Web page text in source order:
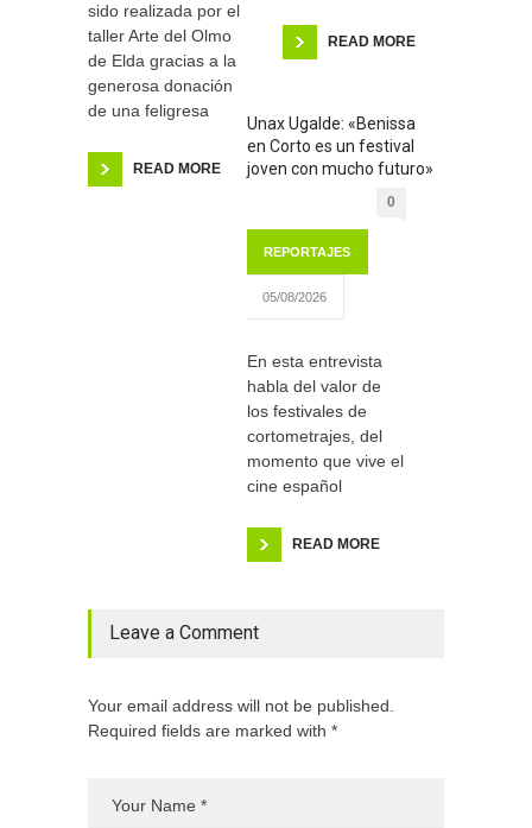
sido realizada por el
taller Arte del Olmo
de Elda gracias a la
generosa donación
de una feligresa
READ MORE
READ MORE
Unax Ugalde: «Benissa
en Corto es un festival
joven con mucho futuro»
0
REPORTAJES
05/08/2026
En esta entrevista
habla del valor de
los festivales de
cortometrajes, del
momento que vive el
cine español
READ MORE
Leave a Comment
Your email address will not be published.
Required fields are marked with *